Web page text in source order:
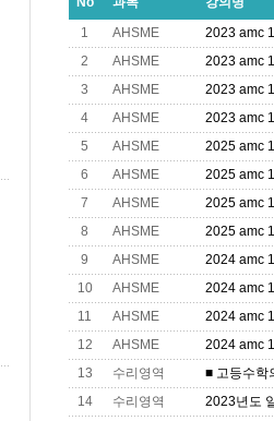
1
AHSME
2023 amc
2
AHSME
2023 amc
3
AHSME
2023 amc
4
AHSME
2023 amc
5
AHSME
2025 amc
6
AHSME
2025 amc
7
AHSME
2025 amc
8
AHSME
2025 amc
9
AHSME
2024 amc
10
AHSME
2024 amc
11
AHSME
2024 amc
12
AHSME
2024 amc
13
수리영역
■ 고등수학
14
수리영역
2023년도